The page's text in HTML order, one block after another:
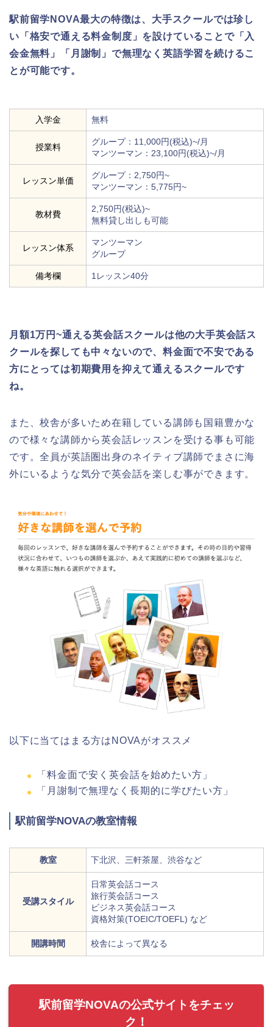
駅前留学NOVA最大の特徴は、大手スクールでは珍し
い「格安で通える料金制度」を設けていることで「入
会金無料」「月謝制」で無理なく英語学習を続けるこ
とが可能です。
入学金 無料
授業料
グループ：11,000円(税込)~/月
マンツーマン：23,100円(税込)~/月
レッスン単価
グループ：2,750円~
マンツーマン：5,775円~
教材費
2,750円(税込)~
無料貸し出しも可能
レッスン体系
マンツーマン
グループ
備考欄 1レッスン40分
月額1万円~通える英会話スクールは他の大手英会話ス
クールを探しても中々ないので、料金面で不安である
方にとっては初期費用を抑えて通えるスクールです
ね。
また、校舎が多いため在籍している講師も国籍豊かな
ので様々な講師から英会話レッスンを受ける事も可能
です。全員が英語圏出身のネイティブ講師でまさに海
外にいるような気分で英会話を楽しむ事ができます。
以下に当てはまる方はNOVAがオススメ
「料金面で安く英会話を始めたい方」
「月謝制で無理なく長期的に学びたい方」
駅前留学NOVAの教室情報
教室 下北沢、三軒茶屋、渋谷など
受講スタイル
日常英会話コース
旅行英会話コース
ビジネス英会話コース
資格対策(TOEIC/TOEFL) など
開講時間 校舎によって異なる
駅前留学NOVAの公式サイトをチェッ
ク！